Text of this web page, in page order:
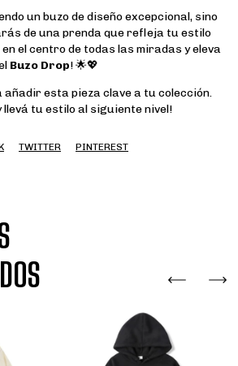
un buzo de diseño excepcional, sino
de una prenda que refleja tu estilo
el centro de todas las miradas y eleva
Buzo Drop! 🌟💖
añadir esta pieza clave a tu colección.
llevá tu estilo al siguiente nivel!
TWITTER PINTEREST